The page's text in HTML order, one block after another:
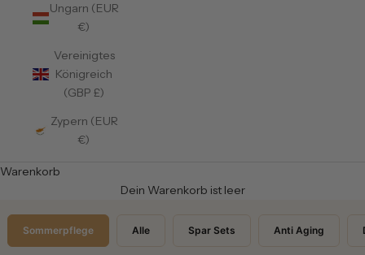
Ungarn (EUR
€)
Vereinigtes
Königreich
(GBP £)
Zypern (EUR
€)
Warenkorb
Dein Warenkorb ist leer
Alle Spar Sets
Sommerpflege Anti Aging